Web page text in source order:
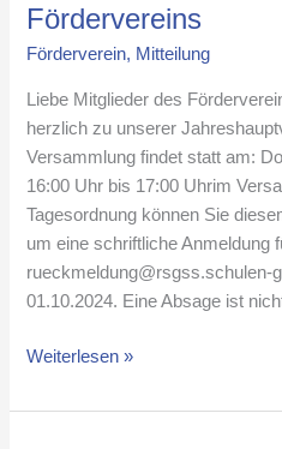
Fördervereins
Förderverein, Mitteilung
Liebe Mitglieder des
herzlich zu unserer
Versammlung findet statt am:
16:00 Uhr bis 17:00 Uhrim
Tagesordnung können Sie
um eine schriftliche Anmeldung
rueckmeldung@rsgss.schulen-
01.10.2024. Eine Absage ist
Weiterlesen »